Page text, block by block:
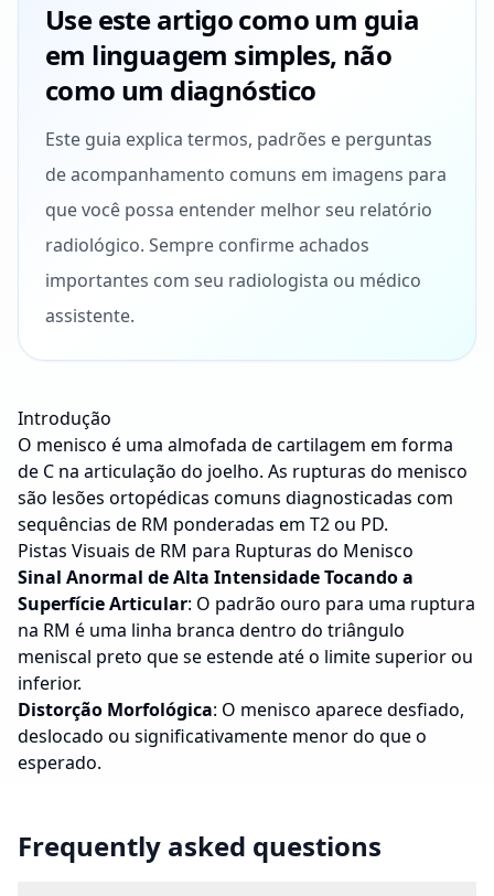
Use este artigo como um guia
em linguagem simples, não
como um diagnóstico
Este guia explica termos, padrões e perguntas
de acompanhamento comuns em imagens para
que você possa entender melhor seu relatório
radiológico. Sempre confirme achados
importantes com seu radiologista ou médico
assistente.
Introdução
O menisco é uma almofada de cartilagem em forma
de C na articulação do joelho. As rupturas do menisco
são lesões ortopédicas comuns diagnosticadas com
sequências de RM ponderadas em T2 ou PD.
Pistas Visuais de RM para Rupturas do Menisco
Sinal Anormal de Alta Intensidade Tocando a
Superfície Articular: O padrão ouro para uma ruptura
na RM é uma linha branca dentro do triângulo
meniscal preto que se estende até o limite superior ou
inferior.
Distorção Morfológica: O menisco aparece desfiado,
deslocado ou significativamente menor do que o
esperado.
Frequently asked questions